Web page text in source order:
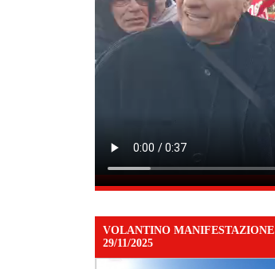
VOLANTINO MANIFESTAZIONE
29/11/2025